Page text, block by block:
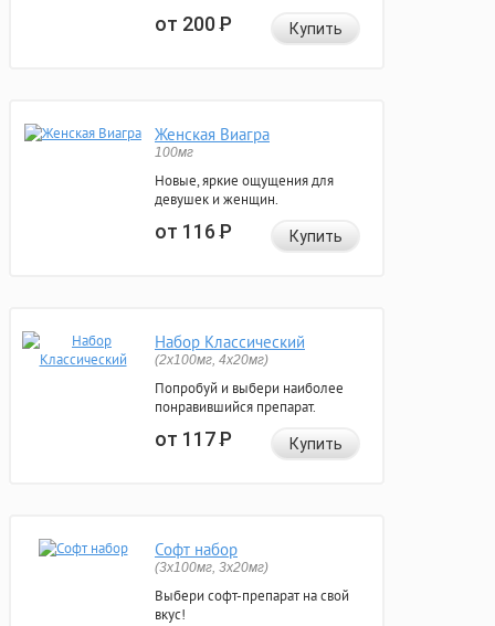
от 200Р Купить
Женская Виагра
100мг
Новые, яркие ощущения для
девушек и женщин.
от 116Р Купить
Набор Классический
(2x100мг, 4x20мг)
Попробуй и выбери наиболее
понравившийся препарат.
от 117Р Купить
Софт набор
(3x100мг, 3x20мг)
Выбери софт-препарат на свой
вкус!